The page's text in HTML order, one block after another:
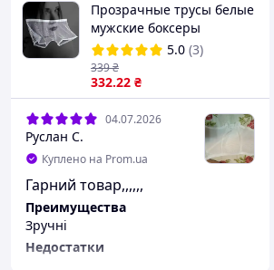
Прозрачные трусы белые
мужские боксеры
5.0 (3)
332.22 ₴
339₴
04.07.2026
Руслан С.
Куплено на Prom.ua
Гарний товар,,,,,,
Преимущества
Зручні
Недостатки